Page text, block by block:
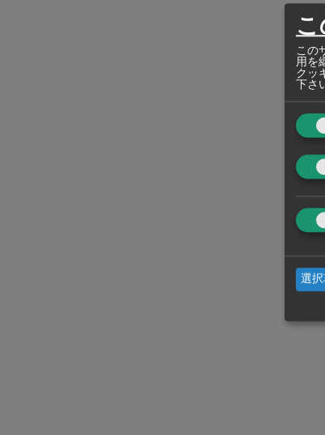
27年
に開
ボジ
して
ホー
り、
価値
世界
価値
この
用を
クッ
下さ
選